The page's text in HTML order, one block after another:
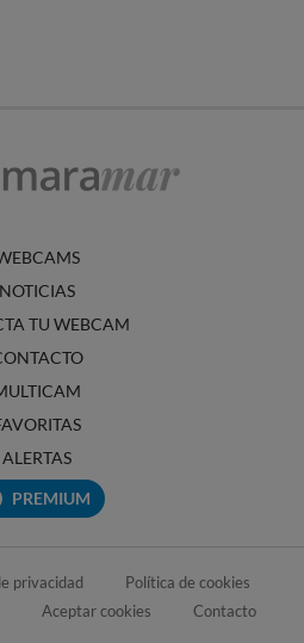
NOTICIAS
TU WEBCAM
ALERTAS
PREMIUM
privacidad
Política de cookies
Aceptar cookies Contacto